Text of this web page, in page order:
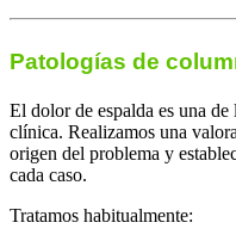
Patologías de
El dolor de espalda es una de
clínica. Realizamos una
origen del problema y
cada caso.
Tratamos habitualmente: